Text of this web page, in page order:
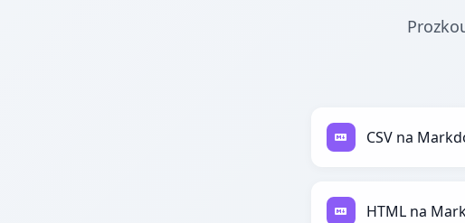
CSV na
HTML na